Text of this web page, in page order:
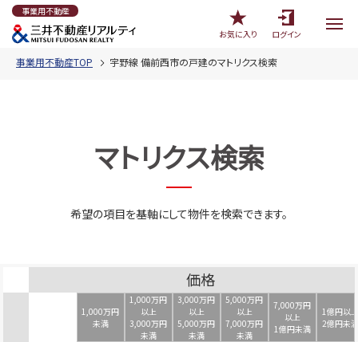
事業用不動産
お気に入り
ログイン
事業用不動産TOP 宇野線 備前西市の戸建のマトリクス検索
マトリクス検索
希望の項目を基軸にして物件を検索できます。
価格
1,000万円
未満
1,000万円
以上
3,000万円
未満
3,000万円
以上
5,000万円
未満
5,000万円
以上
7,000万円
未満
7,000万円
以上
1億円未満
1億円以上
2億円未満